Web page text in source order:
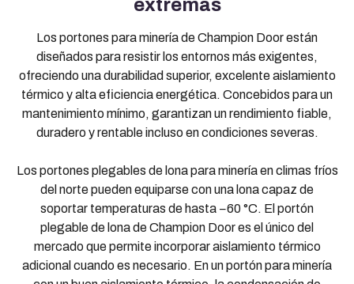
extremas
Los portones para minería de Champion Door están
diseñados para resistir los entornos más exigentes,
ofreciendo una durabilidad superior, excelente aislamiento
térmico y alta eficiencia energética. Concebidos para un
mantenimiento mínimo, garantizan un rendimiento fiable,
duradero y rentable incluso en condiciones severas.
Los portones plegables de lona para minería en climas fríos
del norte pueden equiparse con una lona capaz de
soportar temperaturas de hasta −60 °C. El portón
plegable de lona de Champion Door es el único del
mercado que permite incorporar aislamiento térmico
adicional cuando es necesario. En un portón para minería